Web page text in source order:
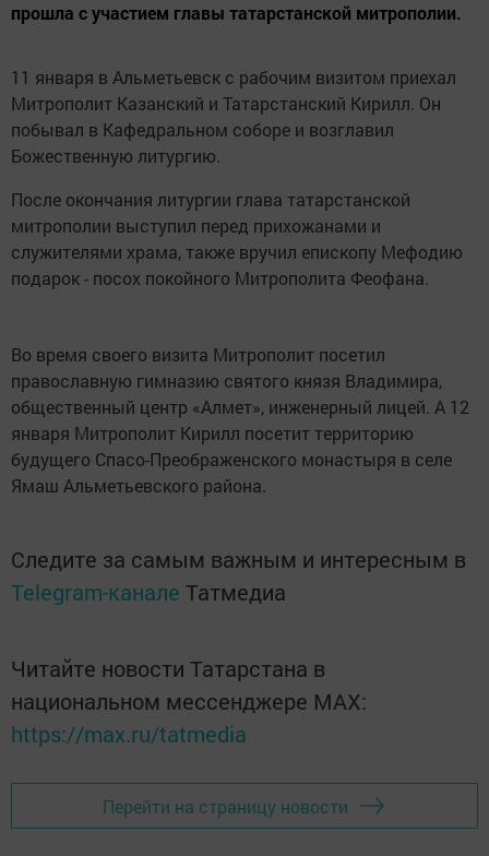
прошла с участием главы татарстанской митрополии.
11 января в Альметьевск с рабочим визитом приехал
Митрополит Казанский и Татарстанский Кирилл. Он
побывал в Кафедральном соборе и возглавил
Божественную литургию.
После окончания литургии глава татарстанской
митрополии выступил перед прихожанами и
служителями храма, также вручил епископу Мефодию
подарок - посох покойного Митрополита Феофана.
Во время своего визита Митрополит посетил
православную гимназию святого князя Владимира,
общественный центр «Алмет», инженерный лицей. А 12
января Митрополит Кирилл посетит территорию
будущего Спасо-Преображенского монастыря в селе
Ямаш Альметьевского района.
Следите за самым важным и интересным в
Telegram-канале Татмедиа
Читайте новости Татарстана в
национальном мессенджере MАХ:
https://max.ru/tatmedia
Перейти на страницу новости